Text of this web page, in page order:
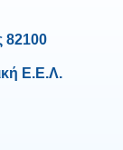
82100
Ε.Ε.Λ.